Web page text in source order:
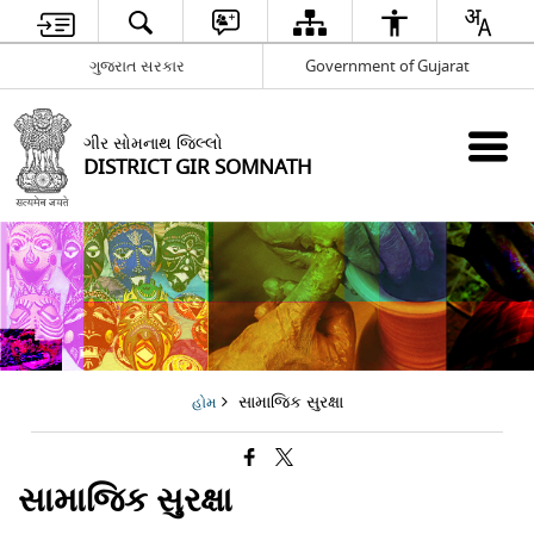
ગુજરાત સરકાર Government of Gujarat
ગીર સોમનાથ જિલ્લો
DISTRICT GIR SOMNATH
હોમ સામાજિક સુરક્ષા
સામાજિક સુરક્ષા